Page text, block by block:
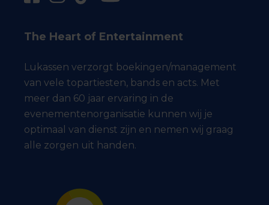
The Heart of Entertainment
Lukassen verzorgt boekingen/management
van vele topartiesten, bands en acts. Met
meer dan 60 jaar ervaring in de
evenementenorganisatie kunnen wij je
optimaal van dienst zijn en nemen wij graag
alle zorgen uit handen.